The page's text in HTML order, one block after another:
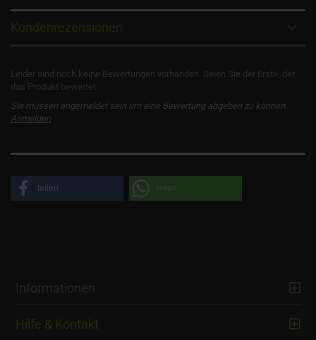
Kundenrezensionen
Leider sind noch keine Bewertungen vorhanden. Seien Sie der Erste, der
das Produkt bewertet.
Sie müssen angemeldet sein um eine Bewertung abgeben zu können.
Anmelden
teilen teilen
Informationen
Hilfe & Kontakt